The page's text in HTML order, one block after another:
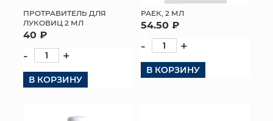
ПРОТРАВИТЕЛЬ ДЛЯ
ЛУКОВИЦ 2 МЛ
40 ₽
- +
В КОРЗИНУ
РАЕК, 2 МЛ
54.50 ₽
- +
В КОРЗИНУ